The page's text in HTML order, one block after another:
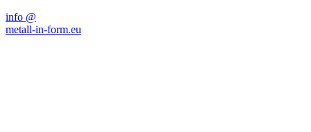
info @
metall-in-form.eu